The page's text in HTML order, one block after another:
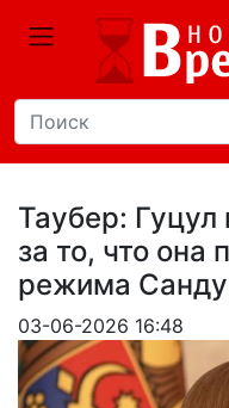
Таубер:
за то, что она
режима Санду
03-06-2026 16:48